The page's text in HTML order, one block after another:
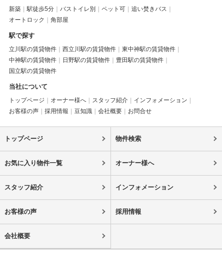
新築 駅徒歩5分 バストイレ別 ペット可
追い焚きバス
オートロック
角部屋
駅で探す
立川駅の賃貸物件 西立川駅の賃貸物件
東中神駅の賃貸物件
中神駅の賃貸物件
日野駅の賃貸物件
豊田駅の賃貸物件
国立駅の賃貸物件
当社について
トップページ オーナー様へ スタッフ紹介
インフォメーション
お客様の声
採用情報 豆知識 会社概要 お問合せ
トップページ 物件検索
お気に入り物件一覧 オーナー様へ
スタッフ紹介 インフォメーション
お客様の声 採用情報
会社概要